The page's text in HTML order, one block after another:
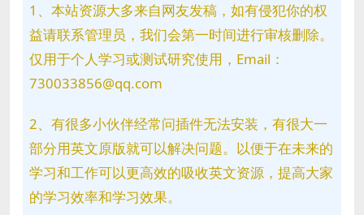
1、本站资源大多来自网友发稿，如有侵犯你的权
益请联系管理员，我们会第一时间进行审核删除。
仅用于个人学习或测试研究使用，Email：
730033856@qq.com
2、有很多小伙伴经常问插件无法安装，有很大一
部分用英文原版就可以解决问题。以便于在未来的
学习和工作可以更高效的吸收英文资源，提高大家
的学习效率和学习效果。